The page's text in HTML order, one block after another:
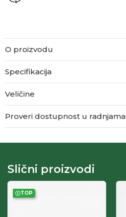
O proizvodu
Specifikacija
Veličine
Proveri dostupnost u radnjama
Slični proizvodi
TOP